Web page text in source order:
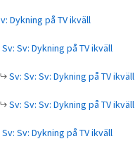
Dykning på TV ikväll
Sv: Sv: Dykning på TV ikväll
Sv: Sv: Sv: Dykning på TV ikväll
Sv: Sv: Sv: Dykning på TV ikväll
Sv: Sv: Dykning på TV ikväll